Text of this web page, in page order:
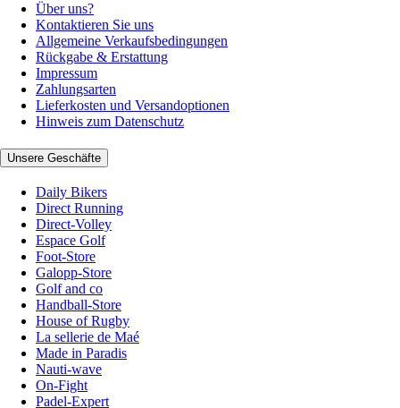
Über uns?
Kontaktieren Sie uns
Allgemeine Verkaufsbedingungen
Rückgabe & Erstattung
Impressum
Zahlungsarten
Lieferkosten und Versandoptionen
Hinweis zum Datenschutz
Unsere Geschäfte
Daily Bikers
Direct Running
Direct-Volley
Espace Golf
Foot-Store
Galopp-Store
Golf and co
Handball-Store
House of Rugby
La sellerie de Maé
Made in Paradis
Nauti-wave
On-Fight
Padel-Expert